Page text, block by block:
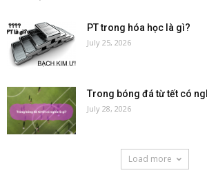
PT trong hóa học là gì?
July 25, 2026
Trong bóng đá từ tết có
July 28, 2026
Load more